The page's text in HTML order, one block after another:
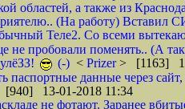
областей, а также из
(На работу) Вставил
Теле2. Со всеми
не пробовали поменять.. (А
(-) < Prizer> [1163]
паспортные данные через
13-01-2018 11:34
не фотают. Заранее